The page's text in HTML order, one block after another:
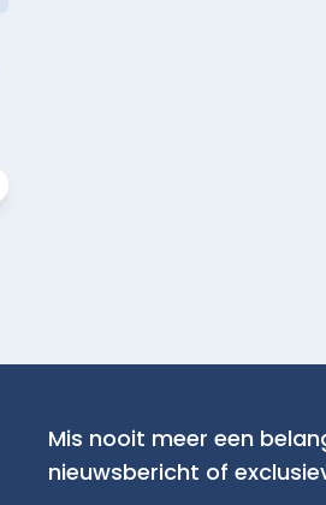
Mis nooit meer een
nieuwsbericht of